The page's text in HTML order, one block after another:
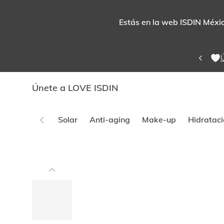
Estás en la web ISDIN
Únete a LOVE ISDIN
Solar Anti-aging Make-up
carrusel